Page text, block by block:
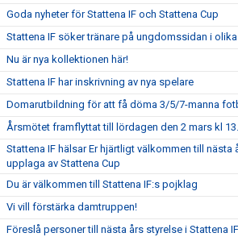
Goda nyheter för Stattena IF och Stattena Cup
Stattena IF söker tränare på ungdomssidan i
Nu är nya kollektionen här!
Stattena IF har inskrivning av nya spelare
Domarutbildning för att få döma 3/5/7-manna
Årsmötet framflyttat till lördagen den 2 mars kl 13.
Stattena IF hälsar Er hjärtligt välkommen till nästa
upplaga av Stattena Cup
Du är välkommen till Stattena IF:s pojklag
Vi vill förstärka damtruppen!
Föreslå personer till nästa års styrelse i Stattena IF